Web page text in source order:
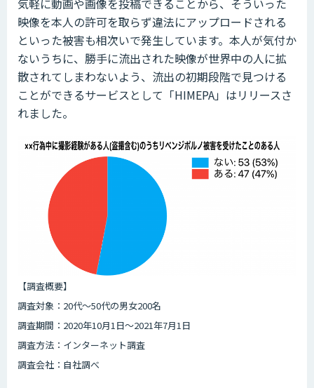
気軽に動画や画像を投稿できることから、そういった
映像を本人の許可を取らず違法にアップロードされる
といった被害も相次いで発生しています。本人が気付か
ないうちに、勝手に流出された映像が世界中の人に拡
散されてしまわないよう、流出の初期段階で見つける
ことができるサービスとして「HIMEPA」はリリースさ
れました。
【調査概要】
調査対象：20代〜50代の男女200名
調査期間：2020年10月1日〜2021年7月1日
調査方法：インターネット調査
調査会社：自社調べ